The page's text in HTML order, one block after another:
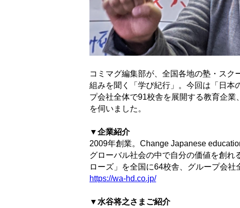
コミマグ編集部が、全国各地の塾・スク
組みを聞く「学び紀行」。今回は「日本
プ会社全体で91校舎を展開する教育企
を伺いました。
▼企業紹介
2009年創業。Change Japanese
グローバル社会の中で自分の価値を創れ
ローズ」を全国に64校舎、グループ会社
https://wa-hd.co.jp/
▼水谷将之さまご紹介